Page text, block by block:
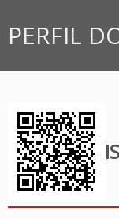
PERFIL